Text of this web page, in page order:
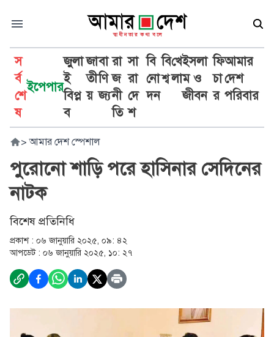
স
র্ব
শে
ষ
ইপেপার
জুলা
ই
বিপ্ল
ব
জা
তী
য়
বা
ণি
জ্য
রা
জ
নী
তি
সা
রা
দে
শ
বি
নো
দন
বি
শ্ব
খে
লা
ইসলা
ম ও
জীবন
ফি
চা
র
আমার
দেশ
পরিবার
> আমার দেশ স্পেশাল
পুরোনো শাড়ি পরে হাসিনার সেদিনের
নাটক
বিশেষ প্রতিনিধি
প্রকাশ : ০৬ জানুয়ারি ২০২৫, ০৯: ৪২
আপডেট : ০৬ জানুয়ারি ২০২৫, ১০: ২৭